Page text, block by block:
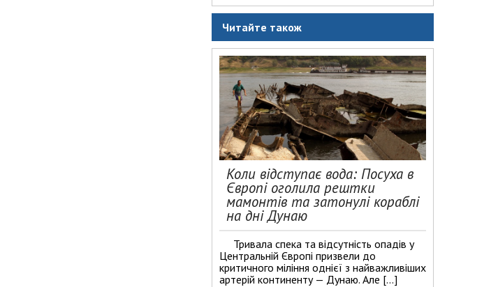
Читайте також
Коли відступає вода: Посуха в
Європі оголила рештки
мамонтів та затонулі кораблі
на дні Дунаю
Тривала спека та відсутність опадів у
Центральній Європі призвели до
критичного міління однієї з найважливіших
артерій континенту — Дунаю. Але […]